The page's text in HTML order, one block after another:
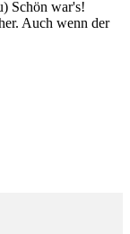
Schön war's!
Auch wenn der